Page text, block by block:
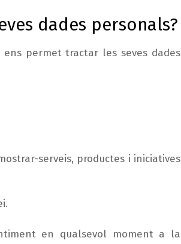
dades personals?
permet tractar les seves dades
serveis, productes i iniciatives
en qualsevol moment a la